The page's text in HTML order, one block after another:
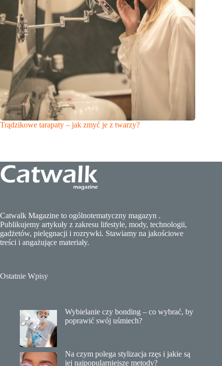
Trądzikowe tarapaty – jak zmyć je z twarzy?
Catwalk Magazine to ogólnotematyczny magazyn .
Publikujemy artykuły z zakresu lifestyle, mody, technologii,
gadżetów, pielęgnacji i rozrywki. Stawiamy na jakościowe
treści i angażujące materiały.
Ostatnie Wpisy
Wybielanie czy bonding – co wybrać, by
poprawić swój uśmiech?
Na czym polega stylizacja rzęs i jakie są
jej najpopularniejsze metody?